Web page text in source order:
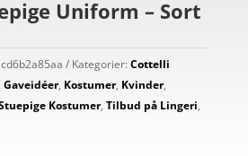
Uniform – Sort
Kategorier: Cottelli
Gaveidéer, Kostumer, Kvinder,
Kostumer, Tilbud på Lingeri,